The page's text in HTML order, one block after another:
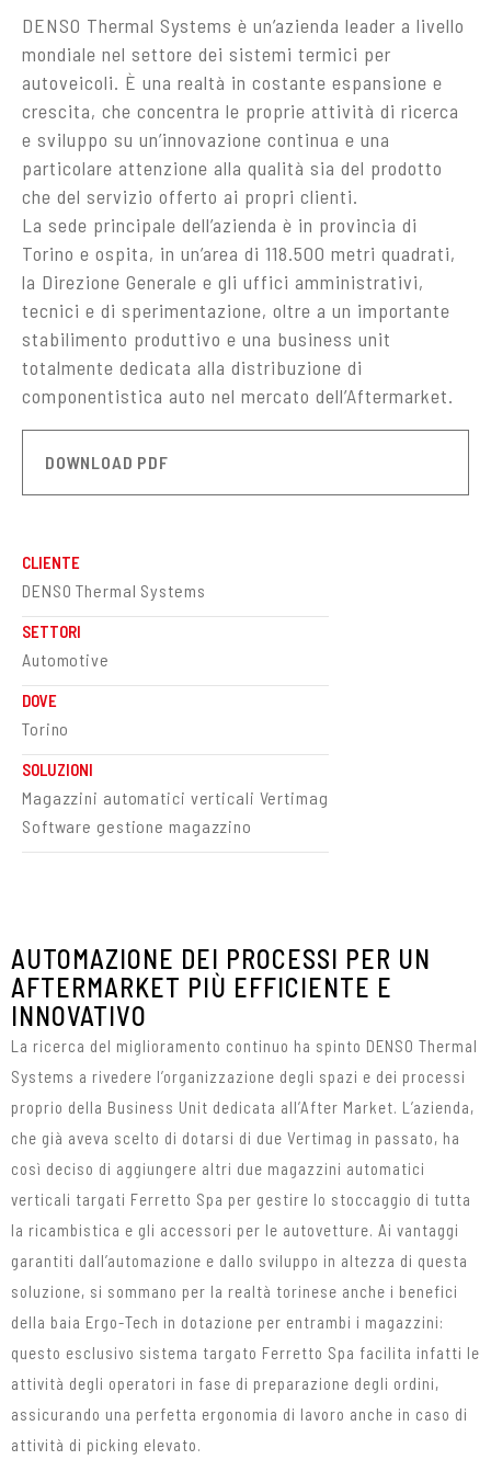
DENSO Thermal Systems è un’azienda leader a livello
mondiale nel settore dei sistemi termici per
autoveicoli. È una realtà in costante espansione e
crescita, che concentra le proprie attività di ricerca
e sviluppo su un’innovazione continua e una
particolare attenzione alla qualità sia del prodotto
che del servizio offerto ai propri clienti.
La sede principale dell’azienda è in provincia di
Torino e ospita, in un’area di 118.500 metri quadrati,
la Direzione Generale e gli uffici amministrativi,
tecnici e di sperimentazione, oltre a un importante
stabilimento produttivo e una business unit
totalmente dedicata alla distribuzione di
componentistica auto nel mercato dell’Aftermarket.
DOWNLOAD PDF
CLIENTE
DENSO Thermal Systems
SETTORI
Automotive
DOVE
Torino
SOLUZIONI
Magazzini automatici verticali Vertimag
Software gestione magazzino
AUTOMAZIONE DEI PROCESSI PER UN
AFTERMARKET PIÙ EFFICIENTE E
INNOVATIVO
La ricerca del miglioramento continuo ha spinto DENSO Thermal
Systems a rivedere l’organizzazione degli spazi e dei processi
proprio della Business Unit dedicata all’After Market. L’azienda,
che già aveva scelto di dotarsi di due Vertimag in passato, ha
così deciso di aggiungere altri due magazzini automatici
verticali targati Ferretto Spa per gestire lo stoccaggio di tutta
la ricambistica e gli accessori per le autovetture. Ai vantaggi
garantiti dall’automazione e dallo sviluppo in altezza di questa
soluzione, si sommano per la realtà torinese anche i benefici
della baia Ergo-Tech in dotazione per entrambi i magazzini:
questo esclusivo sistema targato Ferretto Spa facilita infatti le
attività degli operatori in fase di preparazione degli ordini,
assicurando una perfetta ergonomia di lavoro anche in caso di
attività di picking elevato.